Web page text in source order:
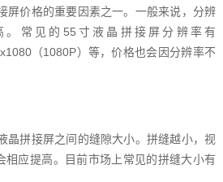
屏价格的重要因素之一。一般来说，分辨
。常见的55寸液晶拼接屏分辨率有
（1080P）等，价格也会因分辨率不
晶拼接屏之间的缝隙大小。拼缝越小，视
相应提高。目前市场上常见的拼缝大小有